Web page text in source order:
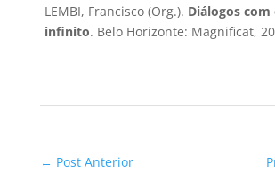
LEMBI, Francisco (Org.). Diálogos com
infinito. Belo Horizonte: Magnificat,
← Post Anterior